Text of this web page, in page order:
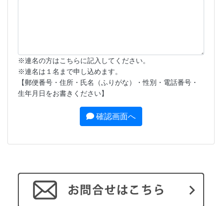
※連名の方はこちらに記入してください。
※連名は１名まで申し込めます。
【郵便番号・住所・氏名（ふりがな）・性別・電話番号・
生年月日をお書きください】
確認画面へ